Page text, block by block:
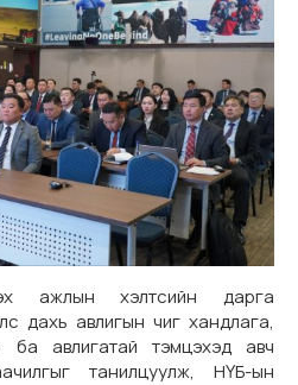
ажлын хэлтсийн дарга
дахь авлигын чиг хандлага,
ба авлигатай тэмцэхэд авч
танилцуулж, НҮБ-ын